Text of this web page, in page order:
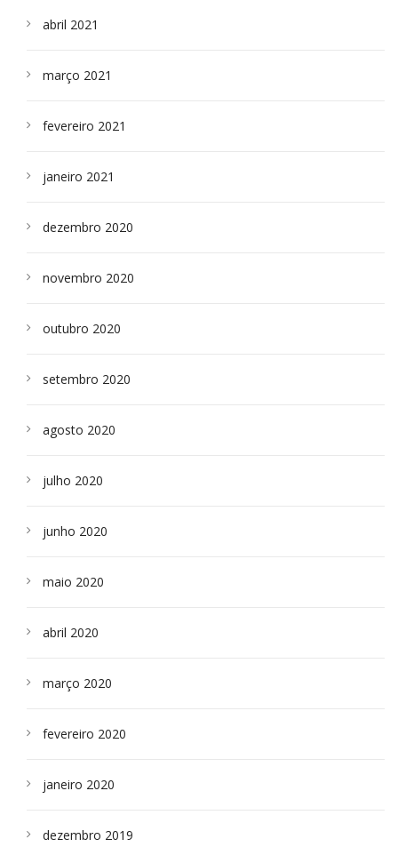
abril 2021
março 2021
fevereiro 2021
janeiro 2021
dezembro 2020
novembro 2020
outubro 2020
setembro 2020
agosto 2020
julho 2020
junho 2020
maio 2020
abril 2020
março 2020
fevereiro 2020
janeiro 2020
dezembro 2019